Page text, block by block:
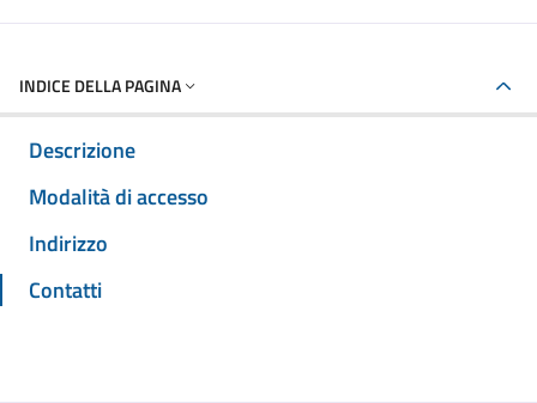
INDICE DELLA PAGINA
Descrizione
Modalità di accesso
Indirizzo
Contatti